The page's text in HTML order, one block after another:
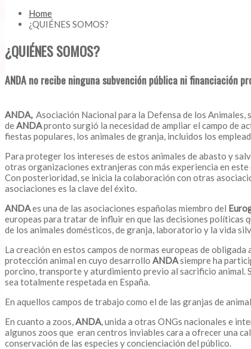
Home
¿QUIÉNES SOMOS?
¿QUIÉNES SOMOS?
ANDA no recibe ninguna subvención pública ni financiación
ANDA,Asociación Nacional para la Defensa de los Animales,
deANDApronto surgió la necesidad de ampliar el campo de
fiestas populares, los animales de granja, incluidos los
Para proteger los intereses de estos animales de abasto y
otras organizaciones extranjeras con más experiencia en
Con posterioridad, se inicia la colaboración con otras
asociaciones es la clave del éxito.
ANDAes una de las asociaciones españolas miembro del
europeas para tratar de influir en que las decisiones políticas
de los animales domésticos, de granja, laboratorio y la vida
La creación en estos campos de normas europeas de
protección animal en cuyo desarrollo ANDAsiempre ha
porcino, transporte y aturdimiento previo al sacrificio animal.
sea totalmente respetada en España.
En aquellos campos de trabajo como el de las granjas de
En cuanto a zoos,ANDA, unida a otras ONGs nacionales e
algunos zoos que eran centros inviables cara a ofrecer una
conservación de las especies y concienciación del público.